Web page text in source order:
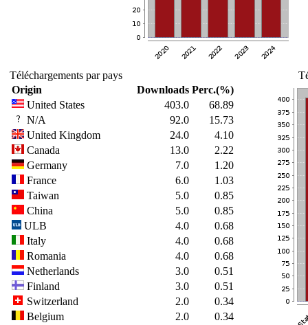
Téléchargements par pays
Origin
Downloads Perc.(%)
United States
403.0
68.89
N/A
92.0
15.73
United Kingdom
24.0
4.10
Canada
13.0
2.22
Germany
7.0
1.20
France
6.0
1.03
Taiwan
5.0
0.85
China
5.0
0.85
ULB
4.0
0.68
Italy
4.0
0.68
Romania
4.0
0.68
Netherlands
3.0
0.51
Finland
3.0
0.51
Switzerland
2.0
0.34
Belgium
2.0
0.34